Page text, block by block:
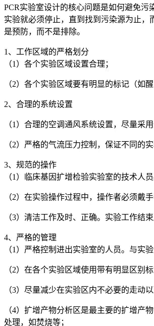
PCR实验室设计的核心问题是如何避免
实验就必须停止，直到找到污染源为止
是预防，而不是排除。
1、工作区域的严格划分
（1）各个实验区域设置合理；
（2）各个实验区域要有明显的标记（如
2、合理的系统设置
（1）合理的空调通风系统设置，尽量采
（2）严格的气流压力控制，保证不同的
3、规范的操作
（1）临床基因扩增检验实验室的技术人
（2）在实验操作过程中，操作者必须戴
（3）清洁工作及时、正确。实验工作结
4、严格的管理
（1）严格控制进出实验室的人员。与实
（2）在各个实验区域使用带有明显区别
（3）尽量减少在实验区内不必要的走动
（4）扩增产物分析区是最主要的扩增产
处理，如焚烧等；